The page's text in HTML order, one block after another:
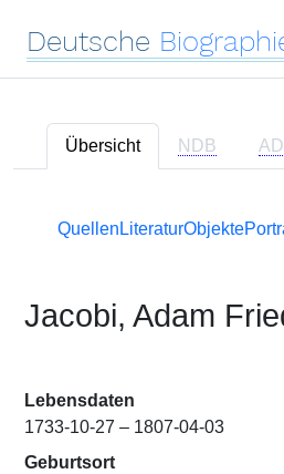
Deutsche
Übersicht NDB
Quellen LiteraturObjekte
Jacobi, Adam
Lebensdaten
1733-10-27 – 1807-04-03
Geburtsort